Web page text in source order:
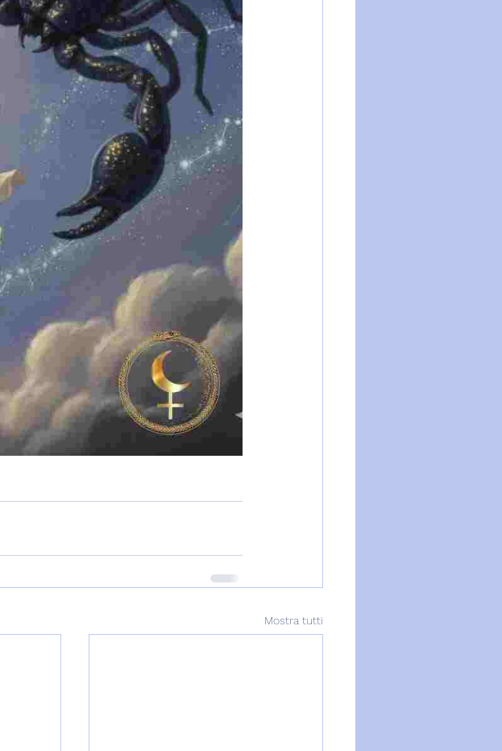
Mostra tutti